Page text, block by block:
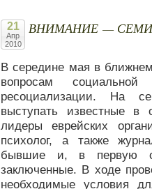
21
Апр
2010
ВНИМАНИЕ —
В середине мая в
вопросам
ресоциализации. На
выступать известные
лидеры еврейских
психолог, а также
бывшие и, в первую
заключенные. В ходе
необходимые условия